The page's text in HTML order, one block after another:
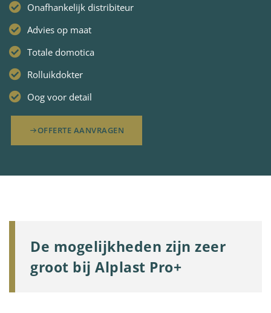
Onafhankelijk distribiteur
Advies op maat
Totale domotica
Rolluikdokter
Oog voor detail
OFFERTE AANVRAGEN
De mogelijkheden zijn zeer
groot bij Alplast Pro+